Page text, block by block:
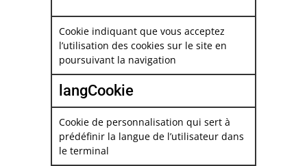
Cookie indiquant que vous acceptez
l’utilisation des cookies sur le site en
poursuivant la navigation
langCookie
Cookie de personnalisation qui sert à
prédéfinir la langue de l’utilisateur dans
le terminal